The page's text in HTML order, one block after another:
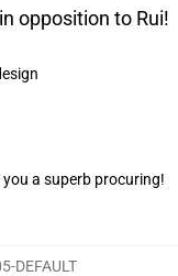
opposition to Rui!
a superb procuring!
DEFAULT